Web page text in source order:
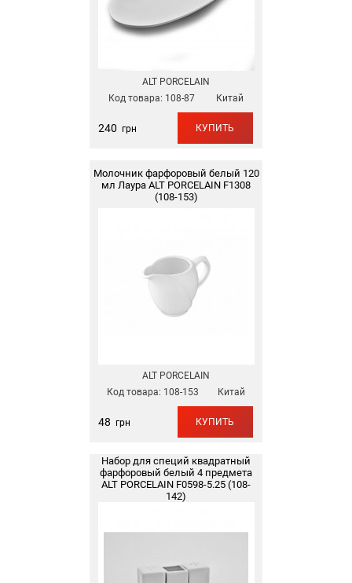
ALT PORCELAIN
Код товара: 108-87 Китай
240 грн КУПИТЬ
Молочник фарфоровый белый 120
мл Лаура ALT PORCELAIN F1308
(108-153)
ALT PORCELAIN
Код товара: 108-153 Китай
48 грн КУПИТЬ
Набор для специй квадратный
фарфоровый белый 4 предмета
ALT PORCELAIN F0598-5.25 (108-
142)